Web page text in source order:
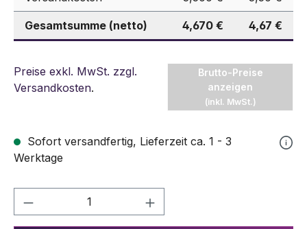
Gesamtsumme (netto) 4,670 € 4,67 €
Preise exkl. MwSt. zzgl.
Versandkosten.
Brutto-Preise
anzeigen
(inkl. MwSt.)
Sofort versandfertig, Lieferzeit ca. 1 - 3
Werktage
Produkt Anzahl: Gib den